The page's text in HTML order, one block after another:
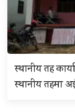
स्थानीय तह
स्थानीय तहमा